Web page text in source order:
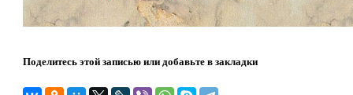
Поделитесь этой записью или добавьте в закладки